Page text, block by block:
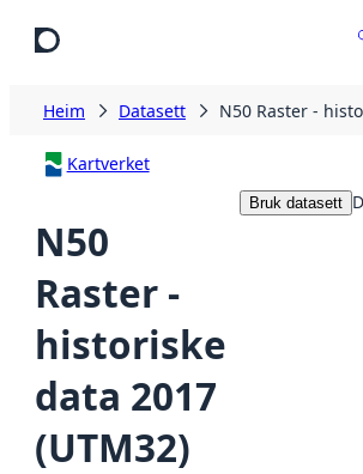
Heim Datasett N50 Raster -
Kartverket
N50
Raster -
historiske
data 2017
(UTM32)
Bruk datasett